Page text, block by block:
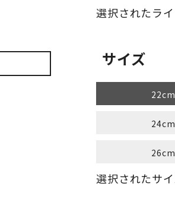
選択されたラ
サイズ
22cm
24cm
26cm
選択されたサ